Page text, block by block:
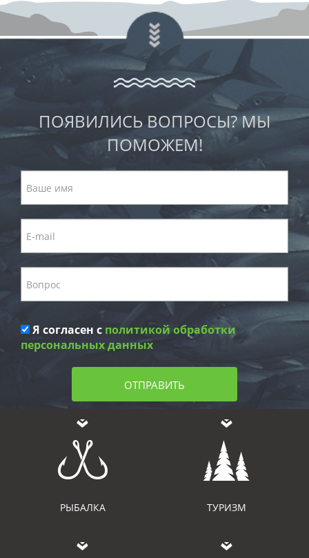
ПОЯВИЛИСЬ ВОПРОСЫ? МЫ
ПОМОЖЕМ!
Я согласен с политикой обработки
персональных данных
ОТПРАВИТЬ
РЫБАЛКА ТУРИЗМ